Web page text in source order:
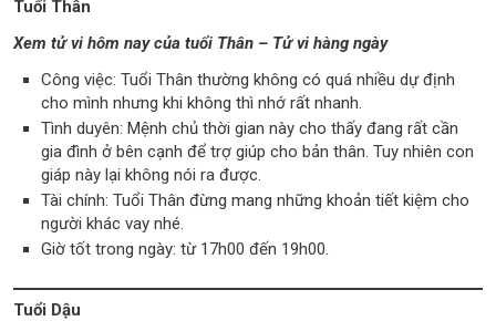
Tuổi Thân
Xem tử vi hôm nay của tuổi Thân – Tử vi hàng ngày
Công việc: Tuổi Thân thường không có quá nhiều dự định
cho mình nhưng khi không thì nhớ rất nhanh.
Tình duyên: Mệnh chủ thời gian này cho thấy đang rất cần
gia đình ở bên cạnh để trợ giúp cho bản thân. Tuy nhiên con
giáp này lại không nói ra được.
Tài chính: Tuổi Thân đừng mang những khoản tiết kiệm cho
người khác vay nhé.
Giờ tốt trong ngày: từ 17h00 đến 19h00.
Tuổi Dậu